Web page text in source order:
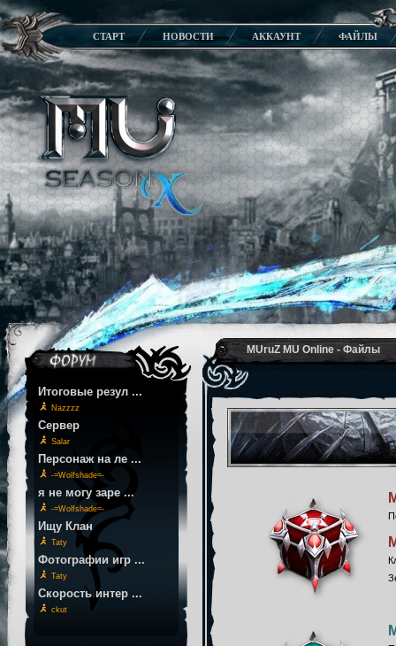
СТАРТ НОВОСТИ АККАУНТ ФАЙЛЫ
Итоговые резул ...
Nazzzz
Cервер
Salar
Персонаж на ле ...
-=Wolfshade=-
я не могу заре ...
-=Wolfshade=-
Ищу Клан
Taty
Фотографии игр ...
Taty
Скорость интер ...
ckut
MUruZ MU Online - Файлы